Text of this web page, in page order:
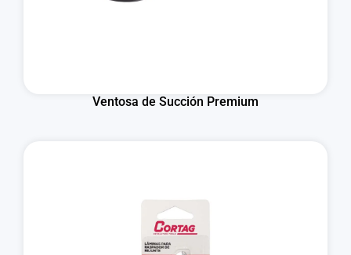
Ventosa de Succión Premium